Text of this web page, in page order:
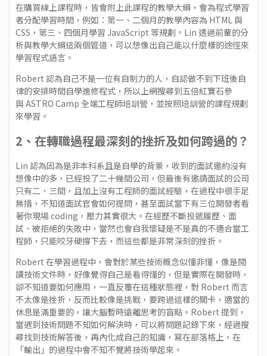
在購買線上課程時，皆會附上此課程的教學大綱，會為程式學習
者分配學習時間，例如：第一、二個月的教學內容為 HTML 與
CSS，第三、四個月學習 JavaScript 等規劃。Lin 透過前輩的分
析與教學大綱這兩個管道，可以想像出自己能以什麼樣的途徑來
學習程式語言。
Robert 認為自己不是一位有自制力的人，自認做不到下班後自
律的安排時間自學進修程式，所以上網搜尋到五倍紅寶石參
與ASTRO Camp 全端工程師培訓營，並按照培訓營的課程規劃
來學習。
2、在轉職過程最深刻的挫折及如何跨過的？
Lin 認為因為是非本科系且是自學的背景，收到的面試邀約沒有
想像中的多，已經投了二十幾間公司，但最後有邀請面試的公司
只有二、三間，且加上沒有工程師的面試經驗，在過程中很手足
無措，不知道面試官會如何提問，甚至面試當下有三位開發者看
著你現場 coding，壓力其實很大。在經歷不斷投遞履歷、面
試、被拒絕的失敗中，當然也會自我懷疑是不是真的不適合當工
程師，只能咬牙硬撐下去，而這些都是非常深刻的挫折。
Robert 在學習過程中，會對於某些技術概念似懂非懂，像是閱
讀技術文件時，好像覺得自己是看得懂的，但是實際在開發時，
卻不知道要如何應用，一直反覆在這種狀態裡，對 Robert 而言
不太像是挫折，反而比較像是挑戰，要跨過這樣的關卡，適當的
休息是滿重要的，讓大腦暫時遠離思考的盲點。Robert 提到，
當遇到技術問題不知如何解決時，可以將問題記錄下來，經過搜
尋找到技術解答後，再內化成自己的知識，寫在部落格上，在
「輸出」的過程中會不知不覺將技術學起來。